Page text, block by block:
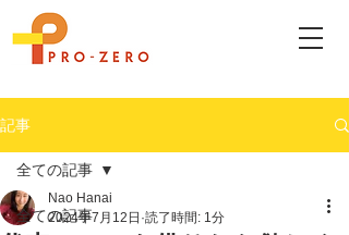
記事
全ての記事
全ての記事
Nao Hanai
2024年7月12日 読了時間: 1分